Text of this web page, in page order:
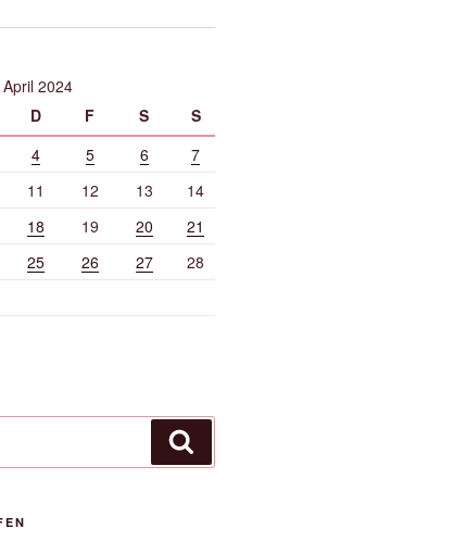
April 2024
D F S
S
4 5 6
7
11 12 13
14
18 19 20
21
25 26 27
28